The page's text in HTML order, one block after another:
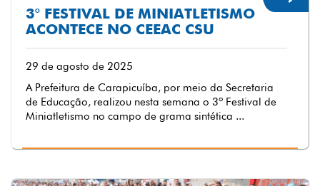
3° FESTIVAL DE MINIATLETISMO
ACONTECE NO CEEAC CSU
29 de agosto de 2025
A Prefeitura de Carapicuíba, por meio da Secretaria
de Educação, realizou nesta semana o 3º Festival de
Miniatletismo no campo de grama sintética ...